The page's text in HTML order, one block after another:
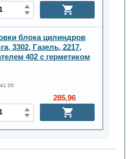
блока цилиндров
3302, Газель, 2217,
402 с герметиком
05
285,96